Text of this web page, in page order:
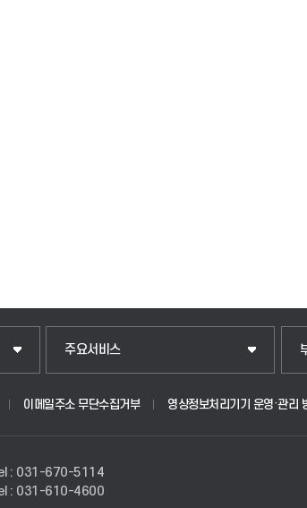
주요서비스
입학안내
웹메일
학사시스템(전문학사 및 전공심화)
이메일주소 무단수집거부 영상정보처리기기 운영·관리
: 031-670-5114
: 031-610-4600